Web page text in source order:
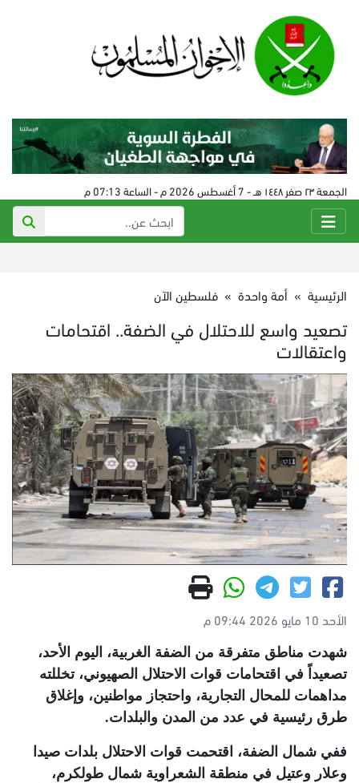
الجمعة ٢٣ صفر ١٤٤٨ هـ - 7 أغسطس 2026 م - الساعة 07:13 م
الرئيسية » أمة واحدة » فلسطين الآن
تصعيد واسع للاحتلال في الضفة.. اقتحامات
واعتقالات
الأحد 10 مايو 2026 09:44 م
شهدت مناطق متفرقة من الضفة الغربية، اليوم الأحد،
تصعيداً في اقتحامات قوات الاحتلال الصهيوني، تخللته
مداهمات للمحال التجارية، واحتجاز مواطنين، وإغلاق
طرق رئيسية في عدد من المدن والبلدات.
ففي شمال الضفة، اقتحمت قوات الاحتلال بلدات صيدا
وعلار وعتيل في منطقة الشعراوية شمال طولكرم،